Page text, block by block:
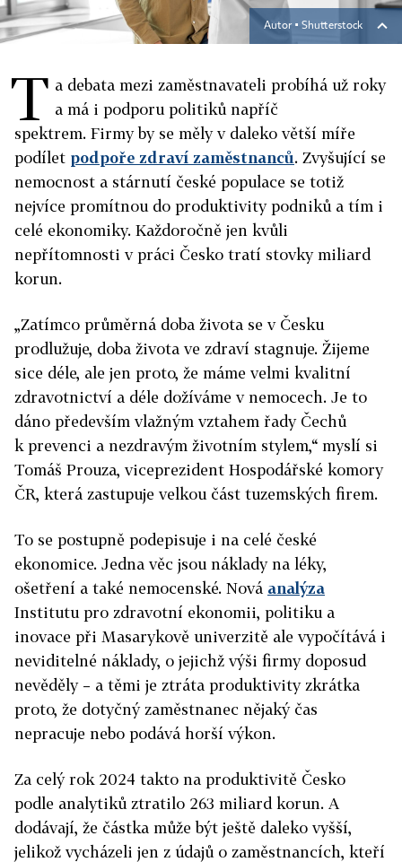
Autor ▪ Shutterstock
T a debata mezi zaměstnavateli probíhá už roky
a má i podporu politiků napříč
spektrem. Firmy by se měly v daleko větší míře
podílet podpoře zdraví zaměstnanců. Zvyšující se
nemocnost a stárnutí české populace se totiž
nejvíce promítnou do produktivity podniků a tím i
celé ekonomiky. Každoročně jen kvůli
nepřítomnosti v práci Česko tratí stovky miliard
korun.
„Zatímco průměrná doba života se v Česku
prodlužuje, doba života ve zdraví stagnuje. Žijeme
sice déle, ale jen proto, že máme velmi kvalitní
zdravotnictví a déle dožíváme v nemocech. Je to
dáno především vlažným vztahem řady Čechů
k prevenci a nezdravým životním stylem,“ myslí si
Tomáš Prouza, viceprezident Hospodářské komory
ČR, která zastupuje velkou část tuzemských firem.
To se postupně podepisuje i na celé české
ekonomice. Jedna věc jsou náklady na léky,
ošetření a také nemocenské. Nová analýza
Institutu pro zdravotní ekonomii, politiku a
inovace při Masarykově univerzitě ale vypočítává i
neviditelné náklady, o jejichž výši firmy doposud
nevěděly – a těmi je ztráta produktivity zkrátka
proto, že dotyčný zaměstnanec nějaký čas
nepracuje nebo podává horší výkon.
Za celý rok 2024 takto na produktivitě Česko
podle analytiků ztratilo 263 miliard korun. A
dodávají, že částka může být ještě daleko vyšší,
jelikož vycházeli jen z údajů o zaměstnancích, kteří